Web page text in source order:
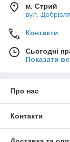
м. Стрий
вул.
Контакти
Сьогодні
Показати
Про нас
Контакти